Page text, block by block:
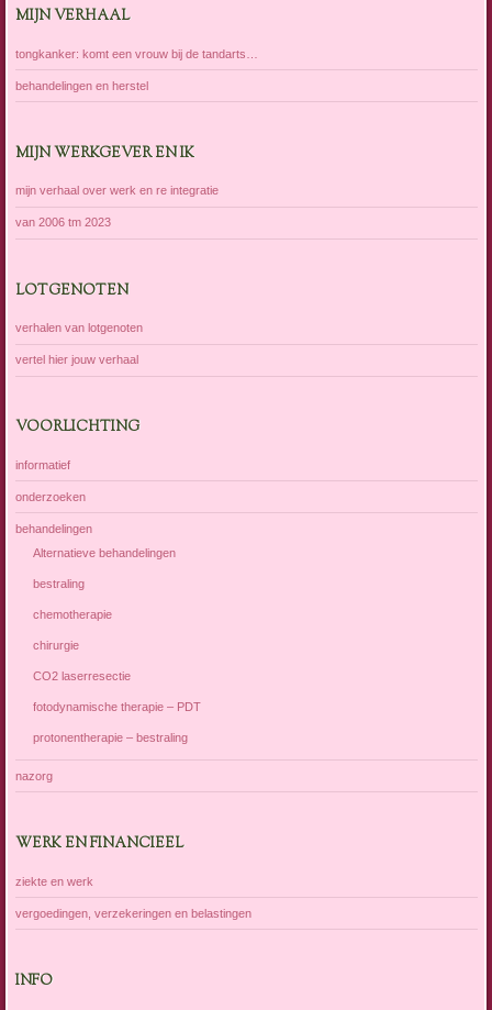
MIJN VERHAAL
tongkanker: komt een vrouw bij de tandarts…
behandelingen en herstel
MIJN WERKGEVER EN IK
mijn verhaal over werk en re integratie
van 2006 tm 2023
LOTGENOTEN
verhalen van lotgenoten
vertel hier jouw verhaal
VOORLICHTING
informatief
onderzoeken
behandelingen
Alternatieve behandelingen
bestraling
chemotherapie
chirurgie
CO2 laserresectie
fotodynamische therapie – PDT
protonentherapie – bestraling
nazorg
WERK EN FINANCIEEL
ziekte en werk
vergoedingen, verzekeringen en belastingen
INFO